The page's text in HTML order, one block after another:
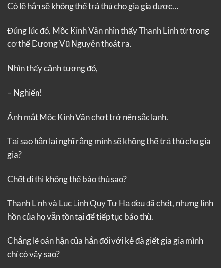
Có lẽ hắn sẽ không thể trả thù cho gia gia được…
Đúng lúc đó, Mộc Kinh Vân nhìn thấy Thanh Linh từ trong
cơ thể Dương Vũ Nguyên thoát ra.
Nhìn thấy cảnh tượng đó,
– Nghiến!
Ánh mắt Mộc Kinh Vân chợt trở nên sắc lạnh.
Tại sao hắn lại nghĩ rằng mình sẽ không thể trả thù cho gia
gia?
Chết đi thì không thể báo thù sao?
Thanh Linh và Lục Linh Quy Tư Hạ đều đã chết, nhưng linh
hồn của họ vẫn tồn tại để tiếp tục báo thù.
Chẳng lẽ oán hận của hắn đối với kẻ đã giết gia gia mình
chỉ có vậy sao?